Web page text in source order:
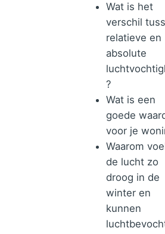
Wat is het
verschil
relatieve en
absolute
?
Wat is een
goede
voor je
Waarom
de lucht zo
droog in de
winter en
kunnen